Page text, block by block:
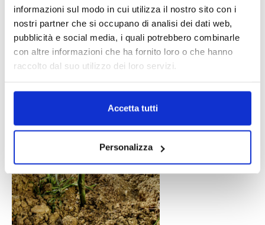
informazioni sul modo in cui utilizza il nostro sito con i
nostri partner che si occupano di analisi dei dati web,
pubblicità e social media, i quali potrebbero combinarle
con altre informazioni che ha fornito loro o che hanno
raccolto dal suo utilizzo dei loro servizi.
Accetta tutti
Personalizza